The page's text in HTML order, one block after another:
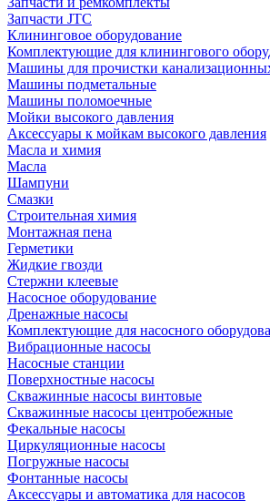
Запчасти JTC
Клининговое оборудование
Комплектующие для клинингового
Машины для прочистки
Машины подметальные
Машины поломоечные
Мойки высокого давления
Аксессуары к мойкам высокого давления
Масла и химия
Масла
Шампуни
Смазки
Строительная химия
Монтажная пена
Герметики
Жидкие гвозди
Стержни клеевые
Насосное оборудование
Дренажные насосы
Комплектующие для насосного
Вибрационные насосы
Насосные станции
Поверхностные насосы
Скважинные насосы винтовые
Скважинные насосы центробежные
Фекальные насосы
Циркуляционные насосы
Погружные насосы
Фонтанные насосы
Аксессуары и автоматика для насосов